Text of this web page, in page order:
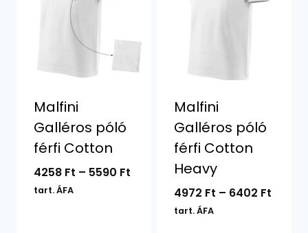
Malfini
Galléros póló
férfi Cotton
4258 Ft – 5590 FtÁrtartomány:
tart. ÁFA
Malfini
Galléros póló
férfi Cotton
Heavy
4972 Ft – 6402 Ft
tart. ÁFA